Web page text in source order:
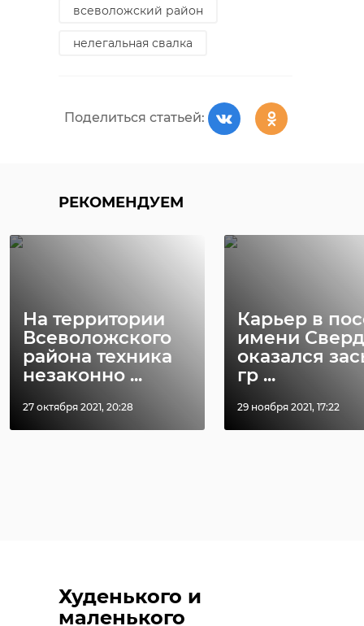
всеволожский район
нелегальная свалка
Поделиться статьей:
РЕКОМЕНДУЕМ
На территории
Всеволожского
района техника
незаконно ...
27 октября 2021, 20:28
Карьер в
имени
оказался
гр ...
29 ноября 2021, 17:22
Худенького и
маленького